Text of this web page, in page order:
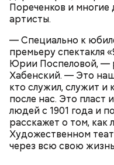
Пореченков и
артисты.
— Специально к
премьеру спектакля
Юрии Поспеловой, —
Хабенский. — Это
кто служил, служит
после нас. Это пласт
людей с 1901 года и
расскажет о том, как
Художественном
через всю свою
Парк Горького
парком страны, ведь
мест москвичей.
более 219 гектаров.
неспешную прогулку
или провести время
покататься на
набережной Москвы-
— Лично меня ничего
всегда уступают, —
62 года.